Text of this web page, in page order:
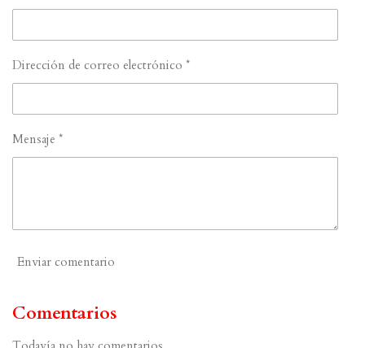
Dirección de correo electrónico *
Mensaje *
Enviar comentario
Comentarios